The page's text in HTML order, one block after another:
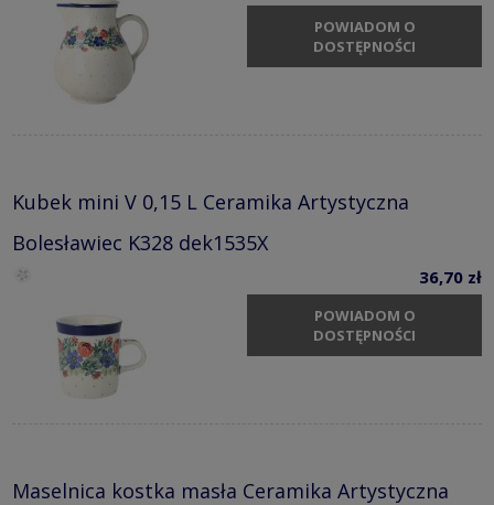
POWIADOM O
DOSTĘPNOŚCI
Kubek mini V 0,15 L Ceramika Artystyczna
Bolesławiec K328 dek1535X
36,70 zł
POWIADOM O
DOSTĘPNOŚCI
Maselnica kostka masła Ceramika Artystyczna